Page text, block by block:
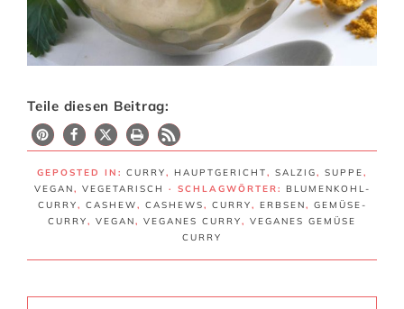
Teile diesen Beitrag:
28
GEPOSTED IN: CURRY, HAUPTGERICHT, SALZIG, SUPPE,
VEGAN, VEGETARISCH · SCHLAGWÖRTER: BLUMENKOHL-
CURRY, CASHEW, CASHEWS, CURRY, ERBSEN, GEMÜSE-
CURRY, VEGAN, VEGANES CURRY, VEGANES GEMÜSE
CURRY